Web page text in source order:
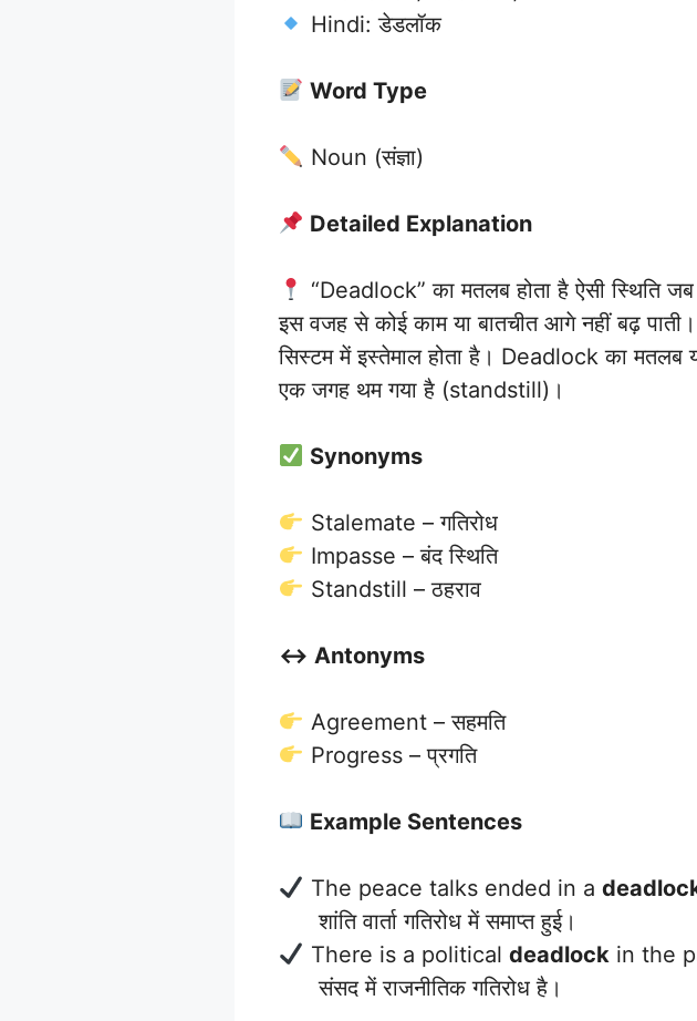
Hindi: डेडलॉक
Word Type
Noun (संज्ञा)
Detailed Explanation
“Deadlock” का मतलब होता है ऐसी स्थिति जब
इस वजह से कोई काम या बातचीत आगे नहीं बढ़ पाती।
सिस्टम में इस्तेमाल होता है। Deadlock का मतलब
एक जगह थम गया है (standstill)।
Synonyms
Stalemate – गतिरोध
Impasse – बंद स्थिति
Standstill – ठहराव
↔️ Antonyms
Agreement – सहमति
Progress – प्रगति
Example Sentences
The peace talks ended in a
शांति वार्ता गतिरोध में समाप्त हुई।
There is a political deadlock in the
संसद में राजनीतिक गतिरोध है।